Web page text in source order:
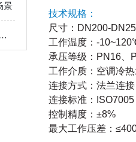
景
进行德国SELI电导率测量的一些注意事项
技术规格：
尺寸： DN200-
工作温度： -10~120
承压等级： PN16
工作介质：空调冷
连接方式：法兰连接
连接标准：
ISO7005
控制精度： ±8%
最大工作压差：